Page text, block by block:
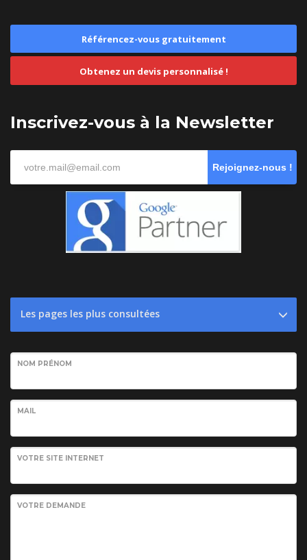
Référencez-vous gratuitement
Obtenez un devis personnalisé !
Inscrivez-vous à la Newsletter
Rejoignez-nous !
Les pages les plus consultées
NOM PRÉNOM
MAIL
VOTRE SITE INTERNET
VOTRE DEMANDE